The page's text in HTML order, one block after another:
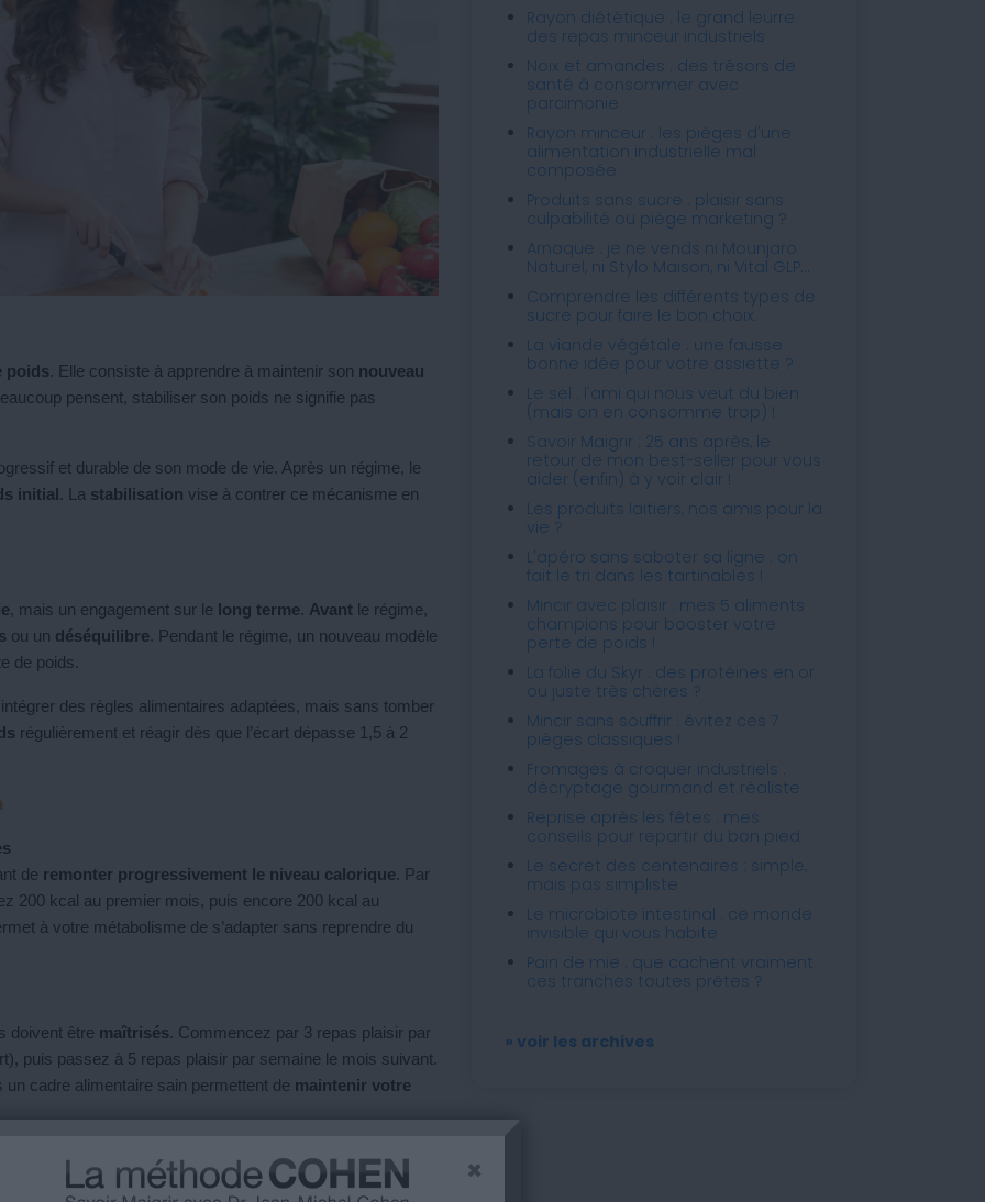
poids. Elle consiste à apprendre à maintenir son nouveau
pensent, stabiliser son poids ne signifie pas
et durable de son mode de vie. Après un régime, le
initial . La stabilisation vise à contrer ce mécanisme en
, mais un engagement sur le long terme. Avant le régime,
ou un déséquilibre. Pendant le régime, un nouveau modèle
de poids.
intégrer des règles alimentaires adaptées, mais sans tomber
régulièrement et réagir dès que l’écart dépasse 1,5 à 2
de remonter progressivement le niveau calorique. Par
200 kcal au premier mois, puis encore 200 kcal au
à votre métabolisme de s’adapter sans reprendre du
doivent être maîtrisés. Commencez par 3 repas plaisir par
puis passez à 5 repas plaisir par semaine le mois suivant.
cadre alimentaire sain permettent de maintenir votre
le poids. Elle aide àconsommer les excès calorique
Rayon diététique : le grand leurre
des repas minceur industriels
Noix et amandes : des trésors de
santé à consommer avec
parcimonie
Rayon minceur : les pièges d'une
alimentation industrielle mal
composée
Produits sans sucre : plaisir sans
culpabilité ou piège marketing ?
Arnaque : je ne vends ni Mounjaro
Naturel, ni Stylo Maison, ni Vital GLP...
Comprendre les différents types de
sucre pour faire le bon choix.
La viande végétale : une fausse
bonne idée pour votre assiette ?
Le sel : l'ami qui nous veut du bien
(mais on en consomme trop) !
Savoir Maigrir : 25 ans après, le
retour de mon best-seller pour vous
aider (enfin) à y voir clair !
Les produits laitiers, nos amis pour la
vie ?
L'apéro sans saboter sa ligne : on
fait le tri dans les tartinables !
Mincir avec plaisir : mes 5 aliments
champions pour booster votre
perte de poids !
La folie du Skyr : des protéines en or
ou juste très chères ?
Mincir sans souffrir : évitez ces 7
pièges classiques !
Fromages à croquer industriels :
décryptage gourmand et réaliste
Reprise après les fêtes : mes
conseils pour repartir du bon pied
Le secret des centenaires : simple,
mais pas simpliste
Le microbiote intestinal : ce monde
invisible qui vous habite
Pain de mie : que cachent vraiment
ces tranches toutes prêtes ?
» voir les archives
×